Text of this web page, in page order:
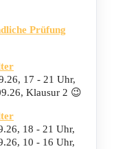
Prüfung
, 17 - 21 Uhr,
, Klausur 2 😉
, 18 - 21 Uhr,
, 10 - 16 Uhr,